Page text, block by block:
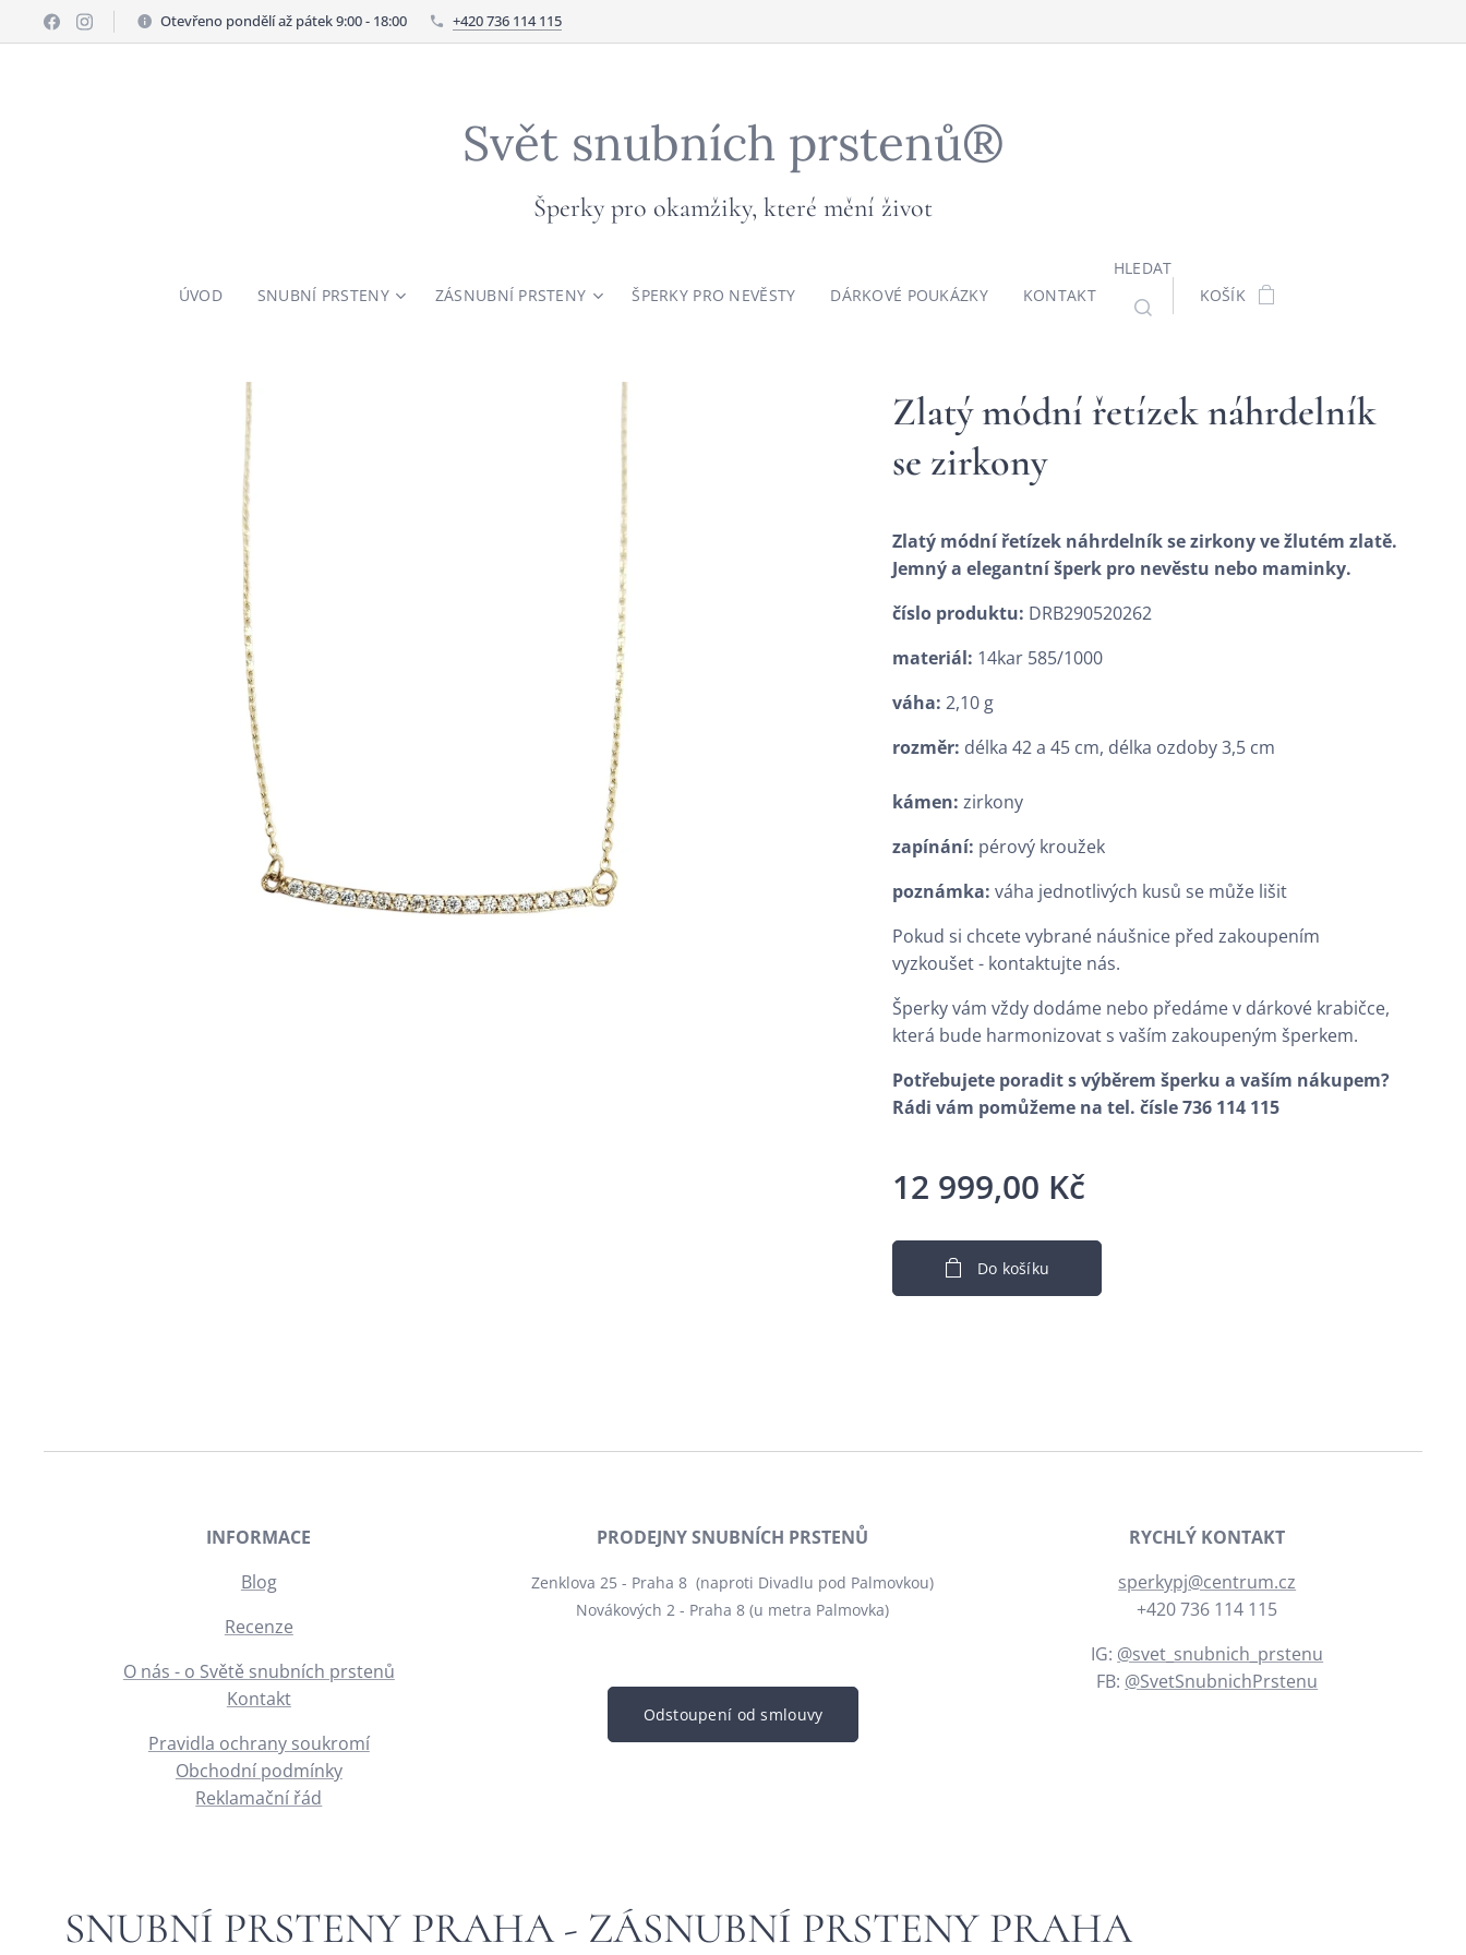
Otevřeno pondělí až pátek 9:00 - 18:00 +420 736 114 115
Svět snubních prstenů®
Šperky pro okamžiky, které mění život
ÚVOD SNUBNÍ PRSTENY ZÁSNUBNÍ PRSTENY ŠPERKY PRO NEVĚSTY DÁRKOVÉ POUKÁZKY KONTAKT
HLEDAT
KOŠÍK
Zlatý módní řetízek náhrdelník
se zirkony
Zlatý módní řetízek náhrdelník se zirkony ve žlutém zlatě.
Jemný a elegantní šperk pro nevěstu nebo maminky.
číslo produktu: DRB290520262
materiál: 14kar 585/1000
váha: 2,10 g
rozměr: délka 42 a 45 cm, délka ozdoby 3,5 cm
kámen:zirkony
zapínání: pérový kroužek
poznámka:váha jednotlivých kusů se může lišit
Pokud si chcete vybrané náušnice před zakoupením
vyzkoušet - kontaktujte nás.
Šperky vám vždy dodáme nebo předáme v dárkové krabičce,
která bude harmonizovat s vaším zakoupeným šperkem.
Potřebujete poradit s výběrem šperku a vaším nákupem?
Rádi vám pomůžeme na tel. čísle 736 114 115
12 999,00 Kč
Do košíku
INFORMACE
Blog
Recenze
O nás - o Světě snubních prstenů
Kontakt
Pravidla ochrany soukromí
Obchodní podmínky
Reklamační řád
PRODEJNY SNUBNÍCH PRSTENŮ
Zenklova 25 - Praha 8 (naproti Divadlu pod Palmovkou)
Novákových 2 - Praha 8 (u metra Palmovka)
Odstoupení od smlouvy
RYCHLÝ KONTAKT
sperkypj@centrum.cz
+420 736 114 115
IG: @svet_snubnich_prstenu
FB: @SvetSnubnichPrstenu
SNUBNÍ PRSTENY PRAHA - ZÁSNUBNÍ PRSTENY PRAHA